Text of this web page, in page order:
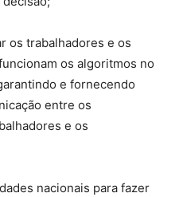
os trabalhadores e os
os algoritmos no
e fornecendo
entre os
e os
nacionais para fazer